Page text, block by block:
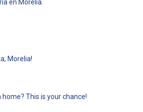
en Morelia.
Morelia!
This is your chance!